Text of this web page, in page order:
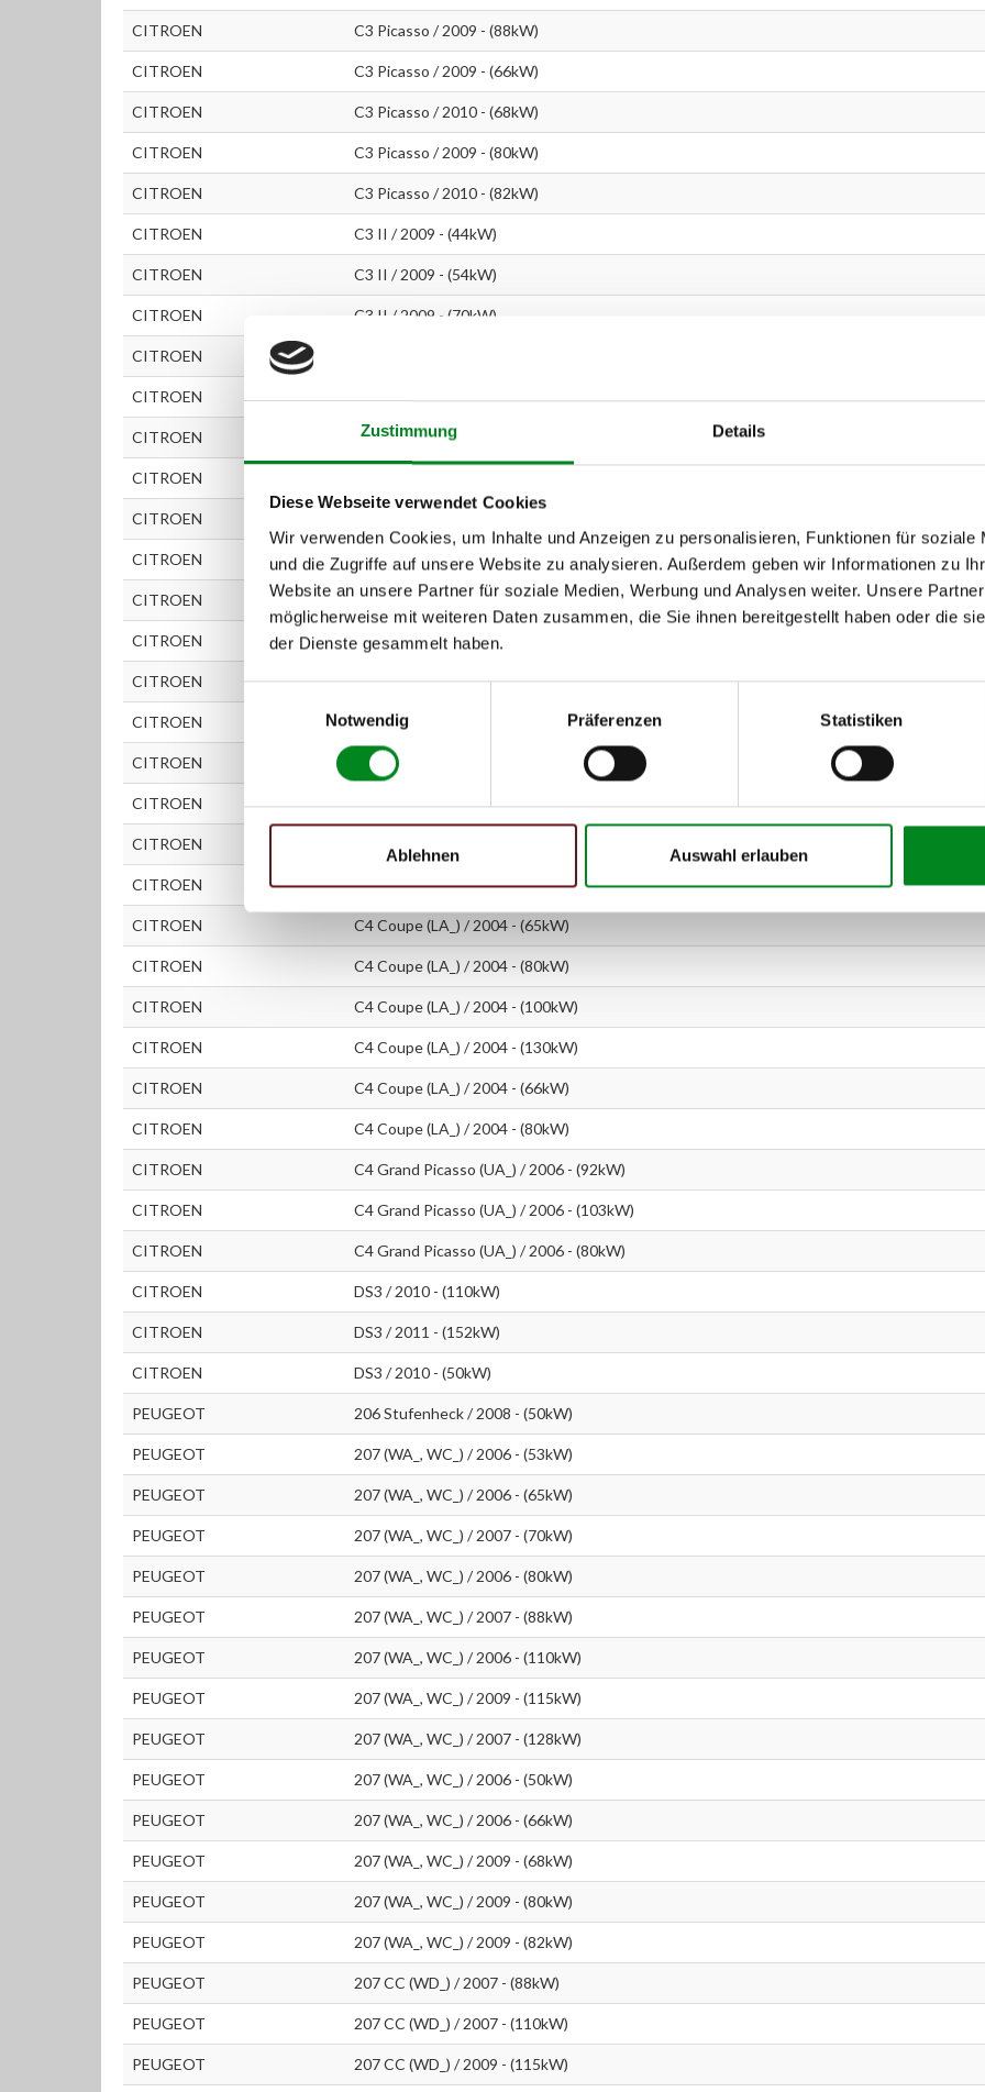
Zustimmung Details
Diese Webseite verwendet Cookies
Wir verwenden Cookies, um Inhalte und Anzeigen zu personalisieren, Funktionen für soziale
und die Zugriffe auf unsere Website zu analysieren. Außerdem geben wir Informationen zu
Website an unsere Partner für soziale Medien, Werbung und Analysen weiter. Unsere
möglicherweise mit weiteren Daten zusammen, die Sie ihnen bereitgestellt haben oder die
der Dienste gesammelt haben.
Notwendig
Präferenzen Statistiken
Ablehnen Auswahl erlauben
CITROEN C3 Picasso / 2009 - (88kW)
CITROEN C3 Picasso / 2009 - (66kW)
CITROEN C3 Picasso / 2010 - (68kW)
CITROEN C3 Picasso / 2009 - (80kW)
CITROEN C3 Picasso / 2010 - (82kW)
CITROEN C3 II / 2009 - (44kW)
CITROEN C3 II / 2009 - (54kW)
CITROEN C3 II / 2009 - (70kW)
CITROEN
CITROEN C3 II / 2009 - (50kW)
CITROEN C3 II / 2009 - (66kW)
CITROEN
CITROEN
CITROEN C4 (LC_) / 2004 - (65kW)
CITROEN C4 (LC_) / 2004 - (80kW)
CITROEN C4 (LC_) / 2004 - (100kW)
CITROEN C4 (LC_) / 2004 - (103kW)
CITROEN C4 (LC_) / 2004 - (66kW)
CITROEN C4 (LC_) / 2004 - (80kW)
CITROEN C4 Stufenheck / 2006 - (80kW)
CITROEN
CITROEN C4 Stufenheck / 2006 - (80kW)
CITROEN C4 Coupe (LA_) / 2004 - (65kW)
CITROEN C4 Coupe (LA_) / 2004 - (80kW)
CITROEN C4 Coupe (LA_) / 2004 - (100kW)
CITROEN C4 Coupe (LA_) / 2004 - (130kW)
CITROEN C4 Coupe (LA_) / 2004 - (66kW)
CITROEN C4 Coupe (LA_) / 2004 - (80kW)
CITROEN C4 Grand Picasso (UA_) / 2006 - (92kW)
CITROEN C4 Grand Picasso (UA_) / 2006 - (103kW)
CITROEN C4 Grand Picasso (UA_) / 2006 - (80kW)
CITROEN DS3 / 2010 - (110kW)
CITROEN DS3 / 2011 - (152kW)
CITROEN DS3 / 2010 - (50kW)
PEUGEOT 206 Stufenheck / 2008 - (50kW)
PEUGEOT 207 (WA_, WC_) / 2006 - (53kW)
PEUGEOT 207 (WA_, WC_) / 2006 - (65kW)
PEUGEOT 207 (WA_, WC_) / 2007 - (70kW)
PEUGEOT 207 (WA_, WC_) / 2006 - (80kW)
PEUGEOT 207 (WA_, WC_) / 2007 - (88kW)
PEUGEOT 207 (WA_, WC_) / 2006 - (110kW)
PEUGEOT 207 (WA_, WC_) / 2009 - (115kW)
PEUGEOT 207 (WA_, WC_) / 2007 - (128kW)
PEUGEOT 207 (WA_, WC_) / 2006 - (50kW)
PEUGEOT 207 (WA_, WC_) / 2006 - (66kW)
PEUGEOT 207 (WA_, WC_) / 2009 - (68kW)
PEUGEOT 207 (WA_, WC_) / 2009 - (80kW)
PEUGEOT 207 (WA_, WC_) / 2009 - (82kW)
PEUGEOT 207 CC (WD_) / 2007 - (88kW)
PEUGEOT 207 CC (WD_) / 2007 - (110kW)
PEUGEOT 207 CC (WD_) / 2009 - (115kW)